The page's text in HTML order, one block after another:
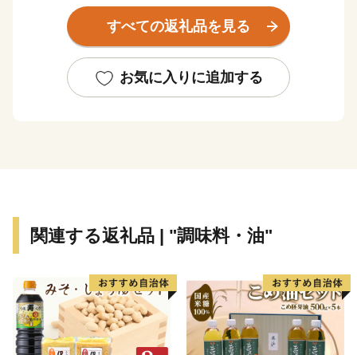
くり」、基幹産業である農林業と観光資源を活かした
「経済的活力を高める施策」、福祉や医療等の充実を図
民と総力を挙げて推進しております。
すべての返礼品を見る
お気に入りに追加する
関連する返礼品 | "調味料・油"